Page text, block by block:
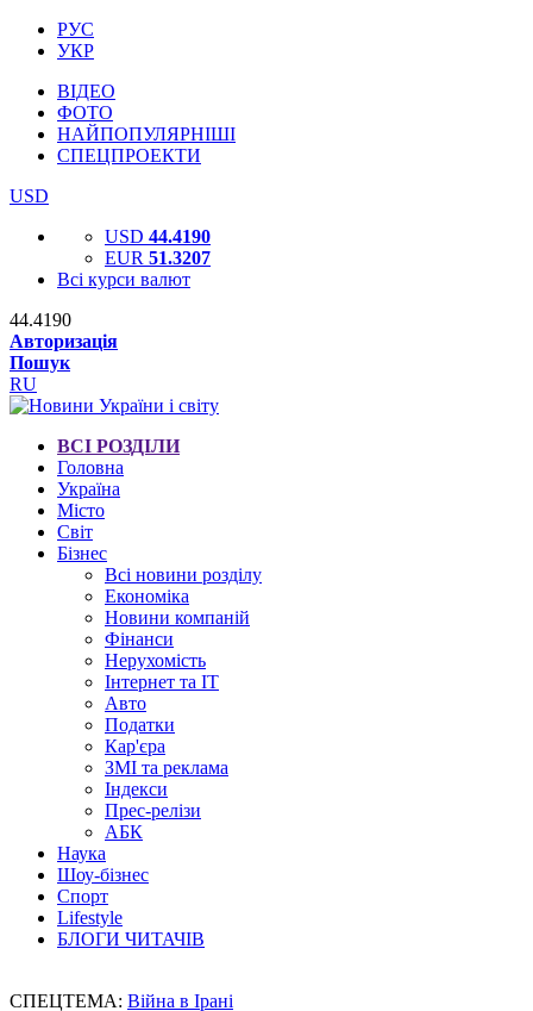
РУС
УКР
ВІДЕО
ФОТО
НАЙПОПУЛЯРНІШІ
СПЕЦПРОЕКТИ
USD
USD 44.4190
EUR 51.3207
Всі курси валют
44.4190
Авторизація
Пошук
RU
ВСІ РОЗДІЛИ
Головна
Україна
Місто
Світ
Бізнес
Всі новини розділу
Економіка
Новини компаній
Фінанси
Нерухомість
Інтернет та IT
Авто
Податки
Кар'єра
ЗМІ та реклама
Індекси
Прес-релізи
АБК
Наука
Шоу-бізнес
Спорт
Lifestyle
БЛОГИ ЧИТАЧІВ
СПЕЦТЕМА: Війна в Ірані